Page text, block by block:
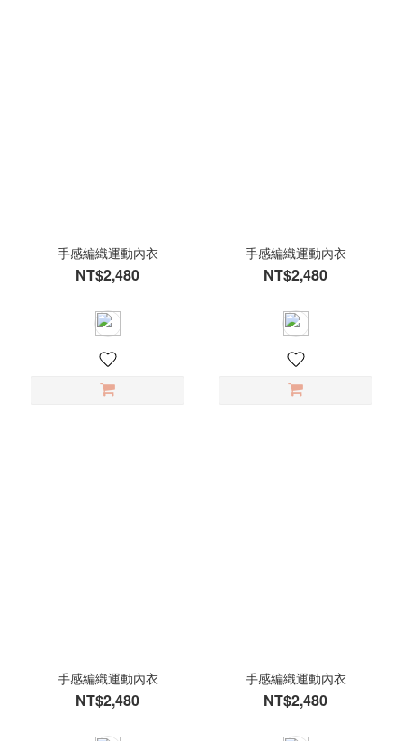
手感編織運動內衣
NT$2,480
手感編織運動內衣
NT$2,480
手感編織運動內衣
NT$2,480
手感編織運動內衣
NT$2,480